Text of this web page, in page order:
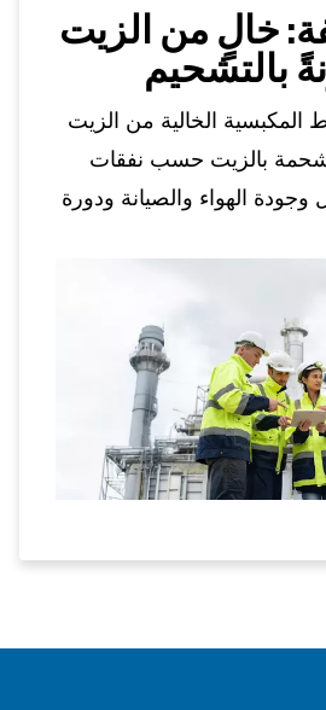
خالٍ من الزيت
بالتشحيم
المكبسية الخالية من الزيت
بالزيت حسب نفقات
وجودة الهواء والصيانة ودورة